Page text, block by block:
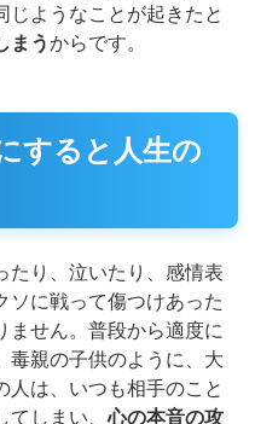
じようなことが起きたと
まうからです。
すると人生の
たり、泣いたり、感情表
ソに戦って傷つけあった
ません。普段から適度に
毒親の子供のように、大
人は、いつも相手のこと
てしまい、心の本音の攻